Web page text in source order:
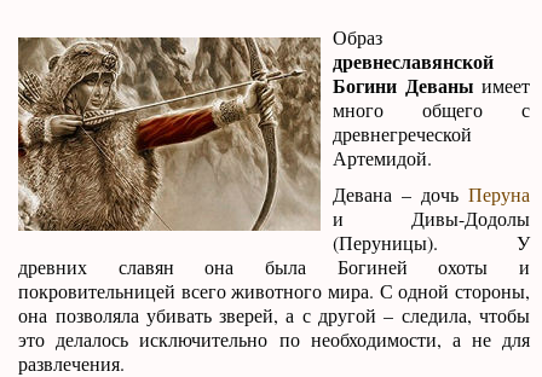
Образ
древнеславянской
Богини Деваны имеет
много общего с
древнегреческой
Артемидой.
Девана – дочь Перуна
и Дивы-Додолы
(Перуницы). У
древних славян она была Богиней охоты и
покровительницей всего животного мира. С одной стороны,
она позволяла убивать зверей, а с другой – следила, чтобы
это делалось исключительно по необходимости, а не для
развлечения.